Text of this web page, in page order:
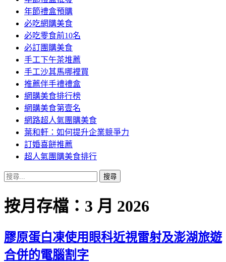
年節禮盒預購
必吃網購美食
必吃零食前10名
必訂團購美食
手工下午茶堆薦
手工沙其馬哪裡買
推薦伴手禮禮盒
網購美食排行榜
網購美食第壹名
網路超人氣團購美食
葉和軒：如何提升企業競爭力
訂婚喜餅推薦
超人氣團購美食排行
搜
關
鍵
按月存檔：3 月 2026
膠原蛋白凍使用眼科近視雷射及澎湖旅遊
合併的電腦割字